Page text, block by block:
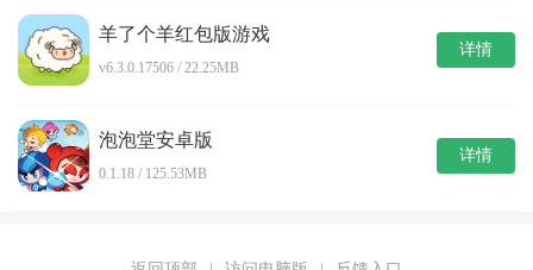
羊了个羊红包版游戏
v6.3.0.17506 / 22.25MB
详情
泡泡堂安卓版
0.1.18 / 125.53MB
详情